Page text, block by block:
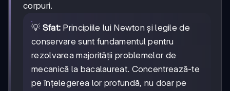
corpuri.
💡 Sfat: Principiile lui Newton și legile de
conservare sunt fundamentul pentru
rezolvarea majorității problemelor de
mecanică la bacalaureat. Concentrează-te
pe înțelegerea lor profundă, nu doar pe